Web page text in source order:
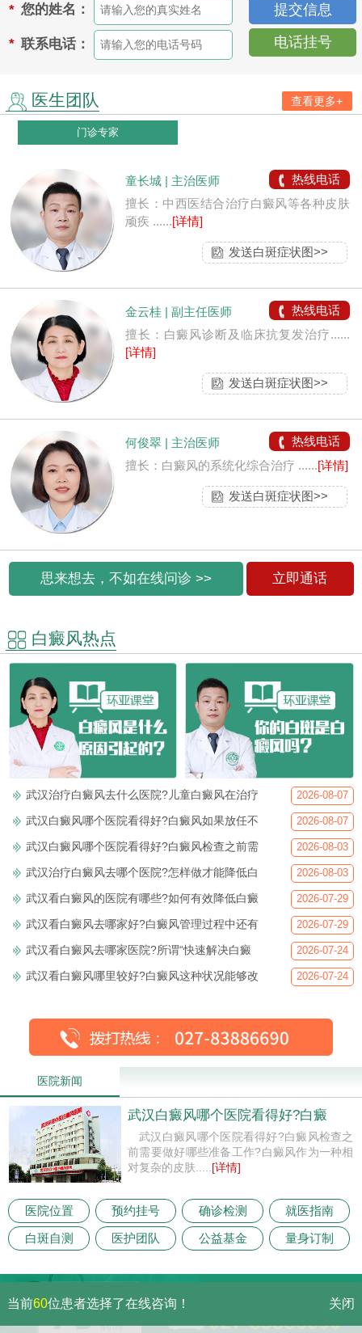
* 您的姓名：
* 联系电话： 电话挂号
医生团队 查看更多+
门诊专家
童长城 | 主治医师
热线电话
擅长：中西医结合治疗白癜风等各种皮肤
顽疾 ......[详情]
发送白斑症状图>>
金云桂 | 副主任医师
热线电话
擅长：白癜风诊断及临床抗复发治疗......
[详情]
发送白斑症状图>>
何俊翠 | 主治医师
热线电话
擅长：白癜风的系统化综合治疗 ......[详情]
发送白斑症状图>>
思来想去，不如在线问诊 >> 立即通话
白癜风热点
武汉治疗白癜风去什么医院?儿童白癜风在治疗 2026-08-07
武汉白癜风哪个医院看得好?白癜风如果放任不 2026-08-07
武汉白癜风哪个医院看得好?白癜风检查之前需 2026-08-03
武汉治疗白癜风去哪个医院?怎样做才能降低白 2026-08-03
武汉看白癜风的医院有哪些?如何有效降低白癜 2026-07-29
武汉看白癜风去哪家好?白癜风管理过程中还有 2026-07-29
武汉看白癜风去哪家医院?所谓“快速解决白癜 2026-07-24
武汉看白癜风哪里较好?白癜风这种状况能够改 2026-07-24
医院新闻
武汉白癜风哪个医院看得好?白癜
武汉白癜风哪个医院看得好?白癜风检查之
前需要做好哪些准备工作?白癜风作为一种相
对复杂的皮肤..... [详情]
医院位置 预约挂号 确诊检测 就医指南
白斑自测 医护团队 公益基金 量身订制
当前60位患者选择了在线咨询！ 关闭